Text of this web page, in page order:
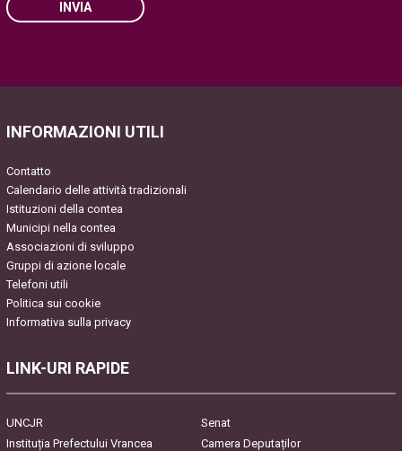
INVIA
empty.
INFORMAZIONI UTILI
Contatto
Calendario delle attività tradizionali
Istituzioni della contea
Municipi nella contea
Associazioni di sviluppo
Gruppi di azione locale
Telefoni utili
Politica sui cookie
Informativa sulla privacy
LINK-URI RAPIDE
UNCJR
Senat
Instituția Prefectului Vrancea
Camera Deputaților